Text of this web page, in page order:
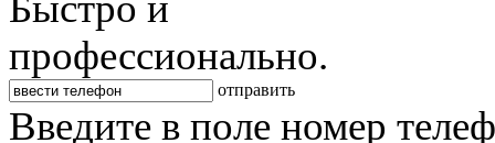
профессионально.
отправить
Введите в поле номер